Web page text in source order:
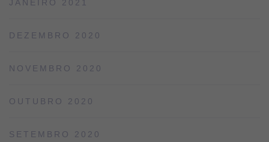
JANEIRO 2021
DEZEMBRO 2020
NOVEMBRO 2020
OUTUBRO 2020
SETEMBRO 2020